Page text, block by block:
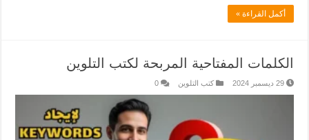
أكمل القراءة »
الكلمات المفتاحية المربحة لكتب التلوين
29 ديسمبر 2024 كتب التلوين 0